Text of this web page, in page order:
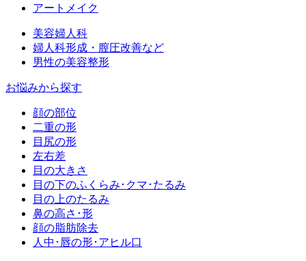
アートメイク
美容婦人科
婦人科形成・膣圧改善など
男性の美容整形
お悩みから探す
顔の部位
二重の形
目尻の形
左右差
目の大きさ
目の下のふくらみ･クマ･たるみ
目の上のたるみ
鼻の高さ･形
顔の脂肪除去
人中･唇の形･アヒル口